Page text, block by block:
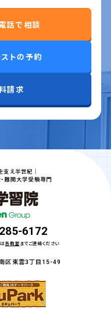
話で相談
ストの予約
請求
支え半世紀｜
難関大学受験専門
6172
各教室 までご連絡ください
区東雲3丁目15-49